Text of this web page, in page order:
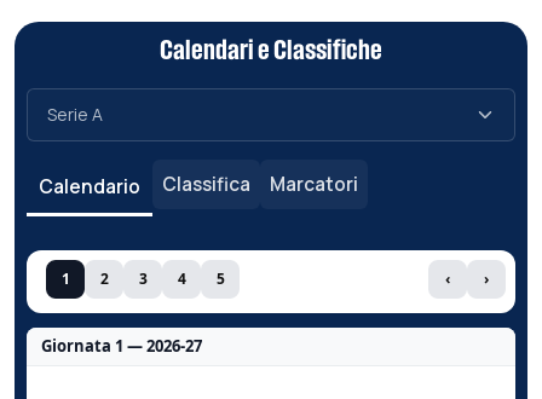
Calendari e Classifiche
Calendario Classifica Marcatori
1 2 3 4 5 ‹ ›
Giornata 1 — 2026-27